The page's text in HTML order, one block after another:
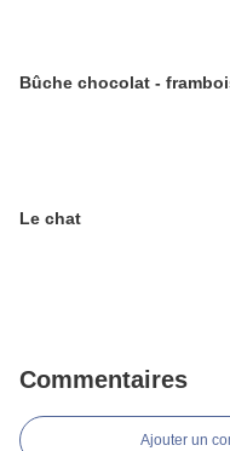
Bûche chocolat -
Le chat
Commentaires
Ajouter un